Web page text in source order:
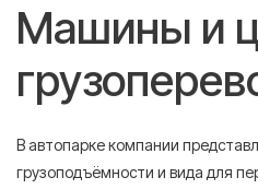
Машины и
В автопарке компании
грузоподъёмности и вида для